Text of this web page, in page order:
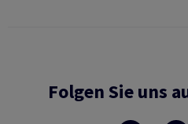
Folgen Sie uns